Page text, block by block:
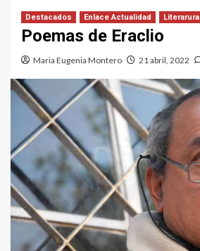
Destacados Enlace Actualidad Literarura
Poemas de Eraclio
Maria Eugenia Montero 21 abril, 2022